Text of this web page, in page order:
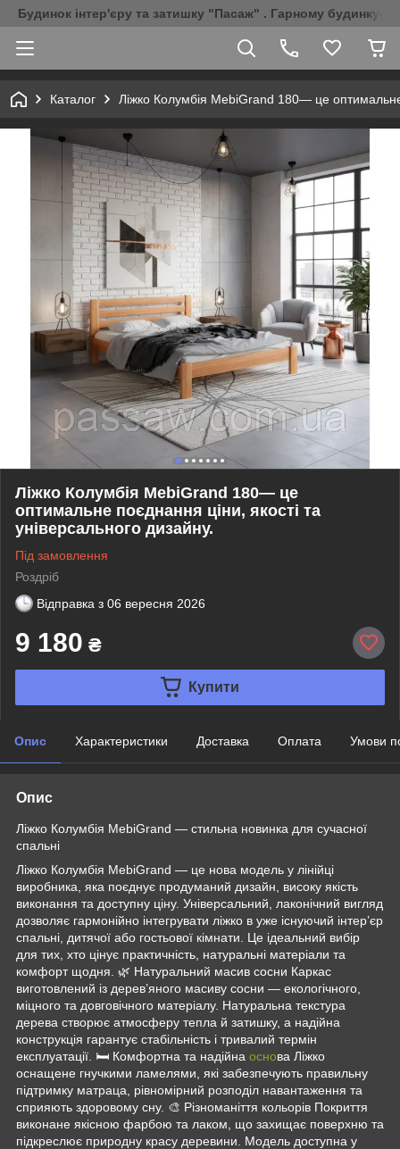
Будинок інтер'єру та затишку "Пасаж" . Гарному будинку-
Каталог Ліжко Колумбія MebiGrand 180— це
Ліжко Колумбія MebiGrand 180— це
оптимальне поєднання ціни, якості та
універсального дизайну.
Під замовлення
Роздріб
Відправка з 06 вересня 2026
9 180 ₴
Купити
Опис Характеристики Доставка Оплата Умови
Опис
Ліжко Колумбія MebiGrand — стильна новинка для сучасної
спальні
Ліжко Колумбія MebiGrand — це нова модель у лінійці
виробника, яка поєднує продуманий дизайн, високу якість
виконання та доступну ціну. Універсальний, лаконічний вигляд
дозволяє гармонійно інтегрувати ліжко в уже існуючий інтер’єр
спальні, дитячої або гостьової кімнати. Це ідеальний вибір
для тих, хто цінує практичність, натуральні матеріали та
комфорт щодня. 🌿 Натуральний масив сосни Каркас
виготовлений із дерев’яного масиву сосни — екологічного,
міцного та довговічного матеріалу. Натуральна текстура
дерева створює атмосферу тепла й затишку, а надійна
конструкція гарантує стабільність і тривалий термін
експлуатації. 🛏 Комфортна та надійна основа Ліжко
оснащене гнучкими ламелями, які забезпечують правильну
підтримку матраца, рівномірний розподіл навантаження та
сприяють здоровому сну. 🎨 Різноманіття кольорів Покриття
виконане якісною фарбою та лаком, що захищає поверхню та
підкреслює природну красу деревини. Модель доступна у